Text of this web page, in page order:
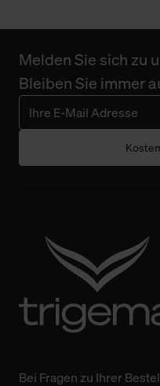
Melden Sie sich zu
Bleiben Sie immer
Bei Fragen zu Ihrer